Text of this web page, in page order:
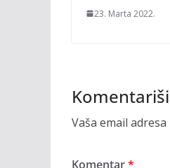
23. Marta 2022.
Komentariši
Vaša email
Komentar*